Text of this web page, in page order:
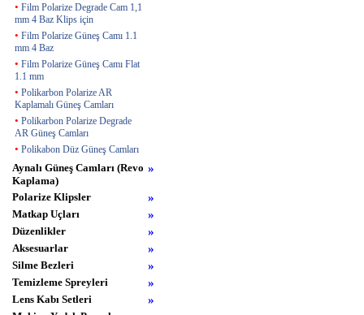
• Film Polarize Degrade Cam 1,1
mm 4 Baz Klips için
• Film Polarize Güneş Camı 1.1
mm 4 Baz
• Film Polarize Güneş Camı Flat
1.1 mm
• Polikarbon Polarize AR
Kaplamalı Güneş Camları
• Polikarbon Polarize Degrade
AR Güneş Camları
• Polikabon Düz Güneş Camları
Aynalı Güneş Camları (Revo
Kaplama)
»
Polarize Klipsler »
Matkap Uçları »
Düzenlikler »
Aksesuarlar »
Silme Bezleri »
Temizleme Spreyleri »
Lens Kabı Setleri »